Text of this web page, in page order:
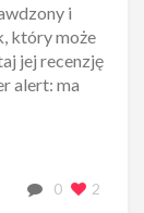
i
który może
jej recenzję
alert: ma
0 2